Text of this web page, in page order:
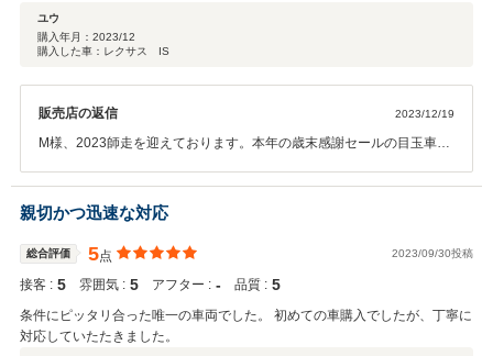
うに今後より一層の研鑽を重ねて参ります。日々刻々と季節は移ろい
ますが、御社各位M社長ご夫妻と、皆々様から愛され続けるお店に、
せになって下さい。筆舌には変え難い感謝を込めて、本当にありがと
うございます。JPS遠藤
対応、話しやすく、何の問題なく納車出来ました。ありがとうございまし
た。
ユウ
購入年月： 2023/12
購入した車：レクサス IS
販売店の返信 2023/12/19
M様、2023師走を迎えております。本年の歳末感謝セールの目玉車
どんなオーナーに巡り逢えるか私たちも興味が尽きなかった特別仕様
プレミアムモデルでしたが、素敵なお客様（M様）にお届け出来て光
栄至極です。また終始誠実に朗らかなご対応を頂けたことも嬉しかっ
たです。M様、本当にありがとうございました。当店はお客様に必ず
お喜びいただける商品を用意するように日々努めておりますが、一期
一会、どなたに手に入れていただけるか期待と不安がいつも交錯しま
す。そんな私たちにとって、M様との出会いは感謝の一言に尽きま
す。さらには身に余るクチコミをお寄せ頂いたことに感激!! とっても
親切かつ迅速な対応
総合評価 5点 2023/09/30投稿
接客 : 5 雰囲気 : 5 アフター : ‐ 品質 : 5
条件にピッタリ合った唯一の車両でした。 初めての車購入でしたが、丁寧に
対応していたたきました。